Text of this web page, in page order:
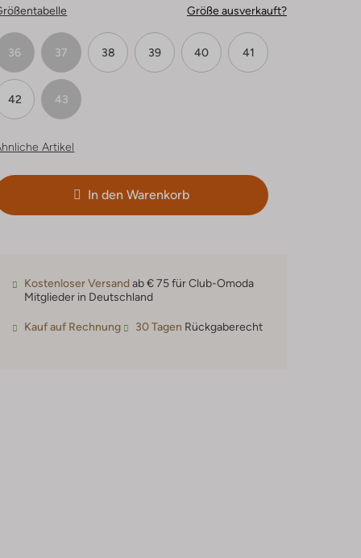
Größe ausverkauft?
36 37 38 39 40 41
42 43
Artikel
In den Warenkorb
Kostenloser Versandab € 75 für Club-Omoda
Mitglieder in Deutschland
Kauf auf Rechnung 30 Tagen Rückgaberecht